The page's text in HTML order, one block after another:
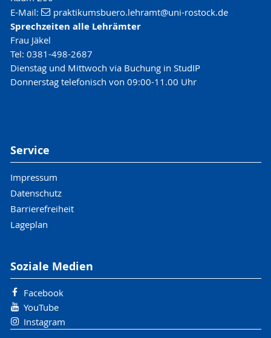
E-Mail:
praktikumsbuero.lehramt@uni-rostock.de
Sprechzeiten alle Lehrämter
Frau Jäkel
Tel: 0381-498-2687
Dienstag und Mittwoch via Buchung in StudIP
Donnerstag telefonisch von 09:00-11.00 Uhr
Service
Impressum
Datenschutz
Barrierefreiheit
Lageplan
Soziale Medien
Facebook
YouTube
Instagram